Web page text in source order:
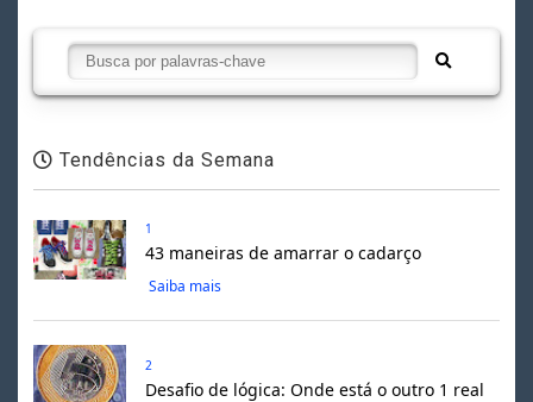
Tendências da Semana
1
43 maneiras de amarrar o cadarço
Saiba mais
2
Desafio de lógica: Onde está o outro 1 real